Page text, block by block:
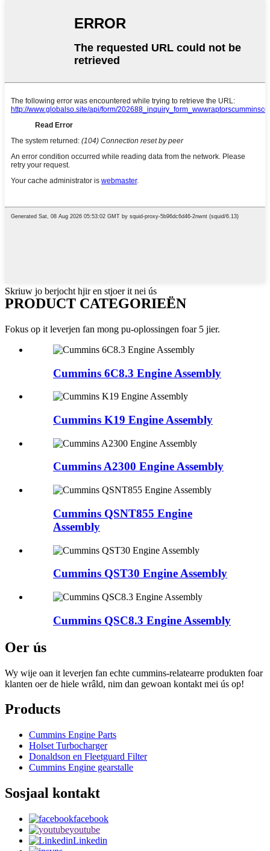
Skriuw jo berjocht hjir en stjoer it nei ús
PRODUCT CATEGORIEËN
Fokus op it leverjen fan mong pu-oplossingen foar 5 jier.
Cummins 6C8.3 Engine Assembly
Cummins K19 Engine Assembly
Cummins A2300 Engine Assembly
Cummins QSNT855 Engine
Assembly
Cummins QST30 Engine Assembly
Cummins QSC8.3 Engine Assembly
Oer ús
Wy wije oan it leverjen fan echte cummins-relatearre produkten foar
klanten oer de hiele wrâld, nim dan gewoan kontakt mei ús op!
Products
Cummins Engine Parts
Holset Turbocharger
Donaldson en Fleetguard Filter
Cummins Engine gearstalle
Sosjaal kontakt
facebook
youtube
Linkedin